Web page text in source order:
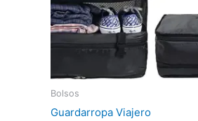
Bolsos
Guardarropa Viajero